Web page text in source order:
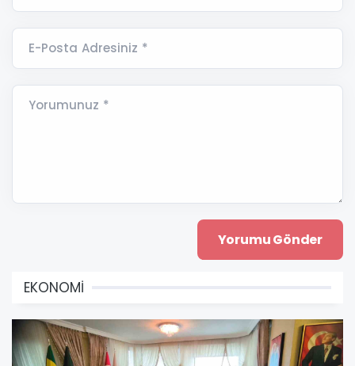
E-Posta Adresiniz *
Yorumunuz *
EKONOMİ